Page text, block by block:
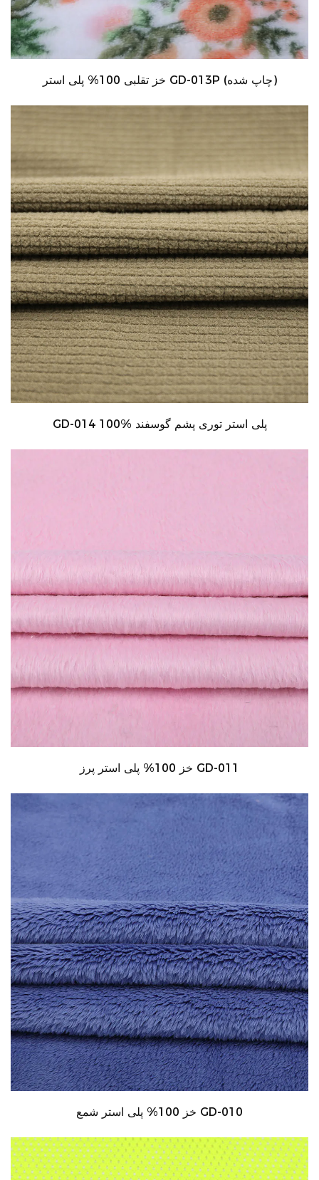
خز تقلبی 100% پلی استر GD-013P (چاپ شده)
GD-014 100% پلی استر توری پشم گوسفند
خز 100% پلی استر پرز GD-011
خز 100% پلی استر شمع GD-010